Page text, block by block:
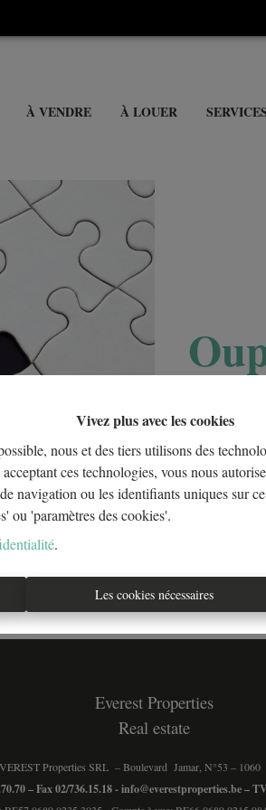
Vivez plus avec les cookies
nous et des tiers utilisons des
ces technologies, vous nous
navigation ou les identifiants uniques sur
ou 'paramètres des cookies'.
.
Les cookies nécessaires
À VENDRE À LOUER SERVICES
Everest Properties
Real estate
Properties SRL – Boulevard Jamar, N°53 – 1060
– Fax 02/736.15.18 -info@everestproperties.be–